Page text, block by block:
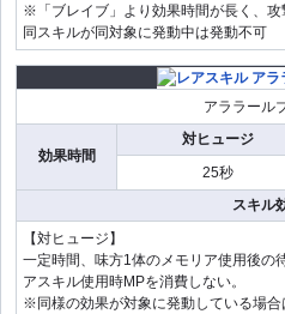
※「ブレイブ」より効果時間が長く、攻
同スキルが同対象に発動中は発動不可
アララール
効果時間
対ヒュージ
25秒
スキル
【対ヒュージ】
一定時間、味方1体のメモリア使用後の
アスキル使用時MPを消費しない。
※同様の効果が対象に発動している場合